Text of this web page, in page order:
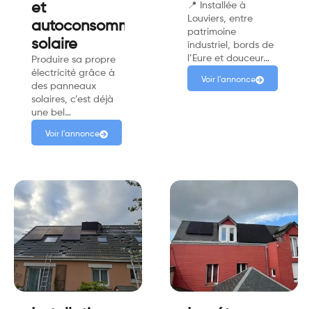
et
autoconsommation
solaire
Produire sa propre
électricité grâce à
des panneaux
solaires, c’est déjà
une bel…
Voir l'annonce
📍 Installée à
Louviers, entre
patrimoine
industriel, bords de
l’Eure et douceur…
Voir l'annonce